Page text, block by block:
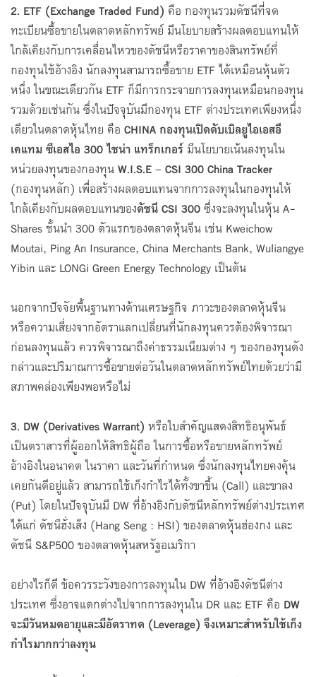
2. ETF (Exchange Traded Fund) คือ กองทุนรวมดัชนีที่จด
ทะเบียนซื้อขายในตลาดหลักทรัพย์ มีนโยบายสร้างผลตอบแทนให้
ใกล้เคียงกับการเคลื่อนไหวของดัชนีหรือราคาของสินทรัพย์ที่
กองทุนใช้อ้างอิง นักลงทุนสามารถซื้อขาย ETF ได้เหมือนหุ้นตัว
หนึ่ง ในขณะเดียวกัน ETF ก็มีการกระจายการลงทุนเหมือนกองทุน
รวมด้วยเช่นกัน ซึ่งในปัจจุบันมีกองทุน ETF ต่างประเทศเพียงหนึ่ง
เดียวในตลาดหุ้นไทย คือ CHINA กองทุนเปิดดับเบิลยูไอเอสอี
เคแทม ซีเอสไอ 300 ไชน่า แทร็กเกอร์ มีนโยบายเน้นลงทุนใน
หน่วยลงทุนของกองทุนW.I.S.E – CSI 300 China Tracker
(กองทุนหลัก) เพื่อสร้างผลตอบแทนจากการลงทุนในกองทุนให้
ใกล้เคียงกับผลตอบแทนของดัชนีCSI 300ซึ่งจะลงทุนในหุ้น A-
Shares ชั้นนำ 300 ตัวแรกของตลาดหุ้นจีน เช่น Kweichow
Moutai, Ping An Insurance, China Merchants Bank, Wuliangye
Yibin และ LONGi Green Energy Technology เป็นต้น
นอกจากปัจจัยพื้นฐานทางด้านเศรษฐกิจ ภาวะของตลาดหุ้นจีน
หรือความเสี่ยงจากอัตราแลกเปลี่ยนที่นักลงทุนควรต้องพิจารณา
ก่อนลงทุนแล้ว ควรพิจารณาถึงค่าธรรมเนียมต่าง ๆ ของกองทุนดัง
กล่าวและปริมาณการซื้อขายต่อวันในตลาดหลักทรัพย์ไทยด้วยว่ามี
สภาพคล่องเพียงพอหรือไม่
3. DW (Derivatives Warrant) หรือใบสำคัญแสดงสิทธิอนุพันธ์
เป็นตราสารที่ผู้ออกให้สิทธิผู้ถือ ในการซื้อหรือขายหลักทรัพย์
อ้างอิงในอนาคต ในราคา และวันที่กําหนด ซึ่งนักลงทุนไทยคงคุ้น
เคยกันดีอยู่แล้ว สามารถใช้เก็งกำไรได้ทั้งขาขึ้น (Call) และขาลง
(Put) โดยในปัจจุบันมี DW ที่อ้างอิงกับดัชนีหลักทรัพย์ต่างประเทศ
ได้แก่ ดัชนีฮั่งเส็ง (Hang Seng : HSI) ของตลาดหุ้นฮ่องกง และ
ดัชนี S&P500 ของตลาดหุ้นสหรัฐอเมริกา
อย่างไรก็ดี ข้อควรระวังของการลงทุนใน DW ที่อ้างอิงดัชนีต่าง
ประเทศ ซึ่งอาจแตกต่างไปจากการลงทุนใน DR และ ETF คือ DW
จะมีวันหมดอายุและมีอัตราทด (Leverage) จึงเหมาะสำหรับใช้เก็ง
กำไรมากกว่าลงทุน